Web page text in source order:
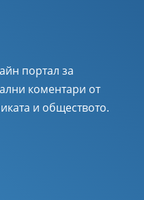
портал за
коментари от
и обществото.